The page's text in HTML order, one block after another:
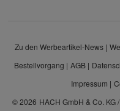
Zu den Werbeartikel-News
Bestellvorgang
AGB
Impressum
© 2026 HACH GmbH & Co.